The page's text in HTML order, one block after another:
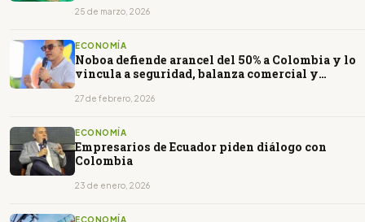
25 de marzo, 2026
ECONOMÍA
Noboa defiende arancel del 50% a Colombia y lo
vincula a seguridad, balanza comercial y
27 de febrero, 2026
ECONOMÍA
Empresarios de Ecuador piden diálogo con
Colombia
23 de enero, 2026
ECONOMÍA